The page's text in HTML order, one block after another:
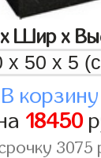
x Шир x
В корзину
18450
3075